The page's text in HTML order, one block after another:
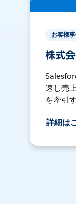
お客様
株式
速し売
を牽引
詳細は